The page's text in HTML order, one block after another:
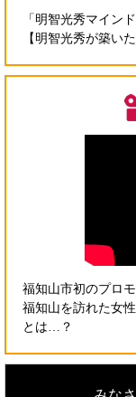
「明智光秀マイン
【明智光秀が築い
福知山市初のプロ
福知山を訪れた女
とは…？